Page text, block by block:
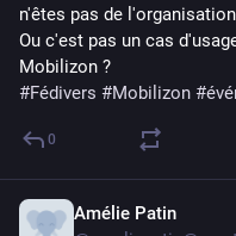
n'êtes pas de
Ou c'est pas un cas
Mobilizon ?
#Fédivers #Mobilizon #
0
Amélie Patin